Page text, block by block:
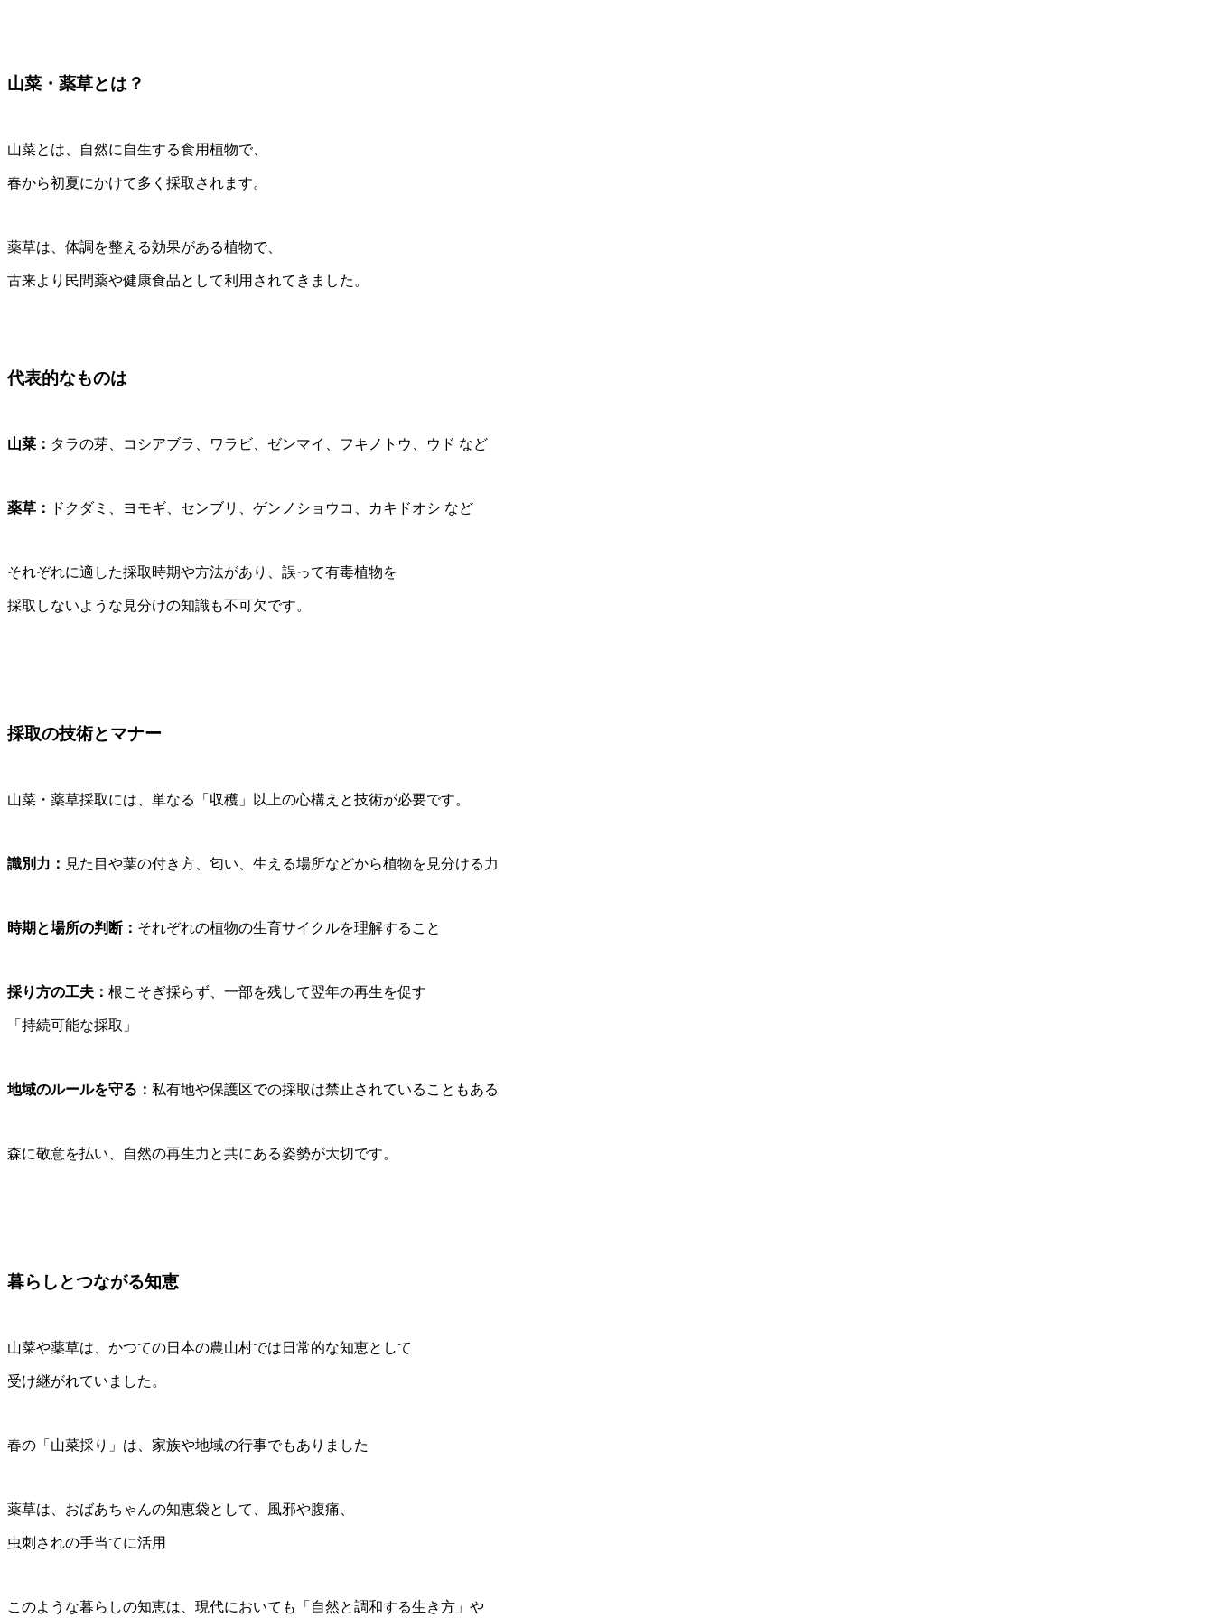
山菜・薬草とは？
山菜とは、自然に自生する食用植物で、
春から初夏にかけて多く採取されます。
薬草は、体調を整える効果がある植物で、
古来より民間薬や健康食品として利用されてきました。
代表的なものは
山菜： タラの芽、コシアブラ、ワラビ、ゼンマイ、フキノトウ、ウド など
薬草： ドクダミ、ヨモギ、センブリ、ゲンノショウコ、カキドオシ など
それぞれに適した採取時期や方法があり、誤って有毒植物を
採取しないような見分けの知識も不可欠です。
採取の技術とマナー
山菜・薬草採取には、単なる「収穫」以上の心構えと技術が必要です。
識別力： 見た目や葉の付き方、匂い、生える場所などから植物を見分ける力
時期と場所の判断： それぞれの植物の生育サイクルを理解すること
採り方の工夫： 根こそぎ採らず、一部を残して翌年の再生を促す
「持続可能な採取」
地域のルールを守る： 私有地や保護区での採取は禁止されていることもある
森に敬意を払い、自然の再生力と共にある姿勢が大切です。
暮らしとつながる知恵
山菜や薬草は、かつての日本の農山村では日常的な知恵として
受け継がれていました。
春の「山菜採り」は、家族や地域の行事でもありました
薬草は、おばあちゃんの知恵袋として、風邪や腹痛、
虫刺されの手当てに活用
このような暮らしの知恵は、現代においても「自然と調和する生き方」や